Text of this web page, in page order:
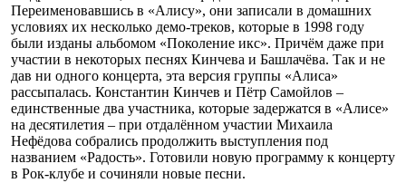
Переименовавшись в «Алису», они записали в домашних
условиях их несколько демо-треков, которые в 1998 году
были изданы альбомом «Поколение икс». Причём даже при
участии в некоторых песнях Кинчева и Башлачёва. Так и не
дав ни одного концерта, эта версия группы «Алиса»
рассыпалась. Константин Кинчев и Пётр Самойлов –
единственные два участника, которые задержатся в «Алисе»
на десятилетия – при отдалённом участии Михаила
Нефёдова собрались продолжить выступления под
названием «Радость». Готовили новую программу к концерту
в Рок-клубе и сочиняли новые песни.